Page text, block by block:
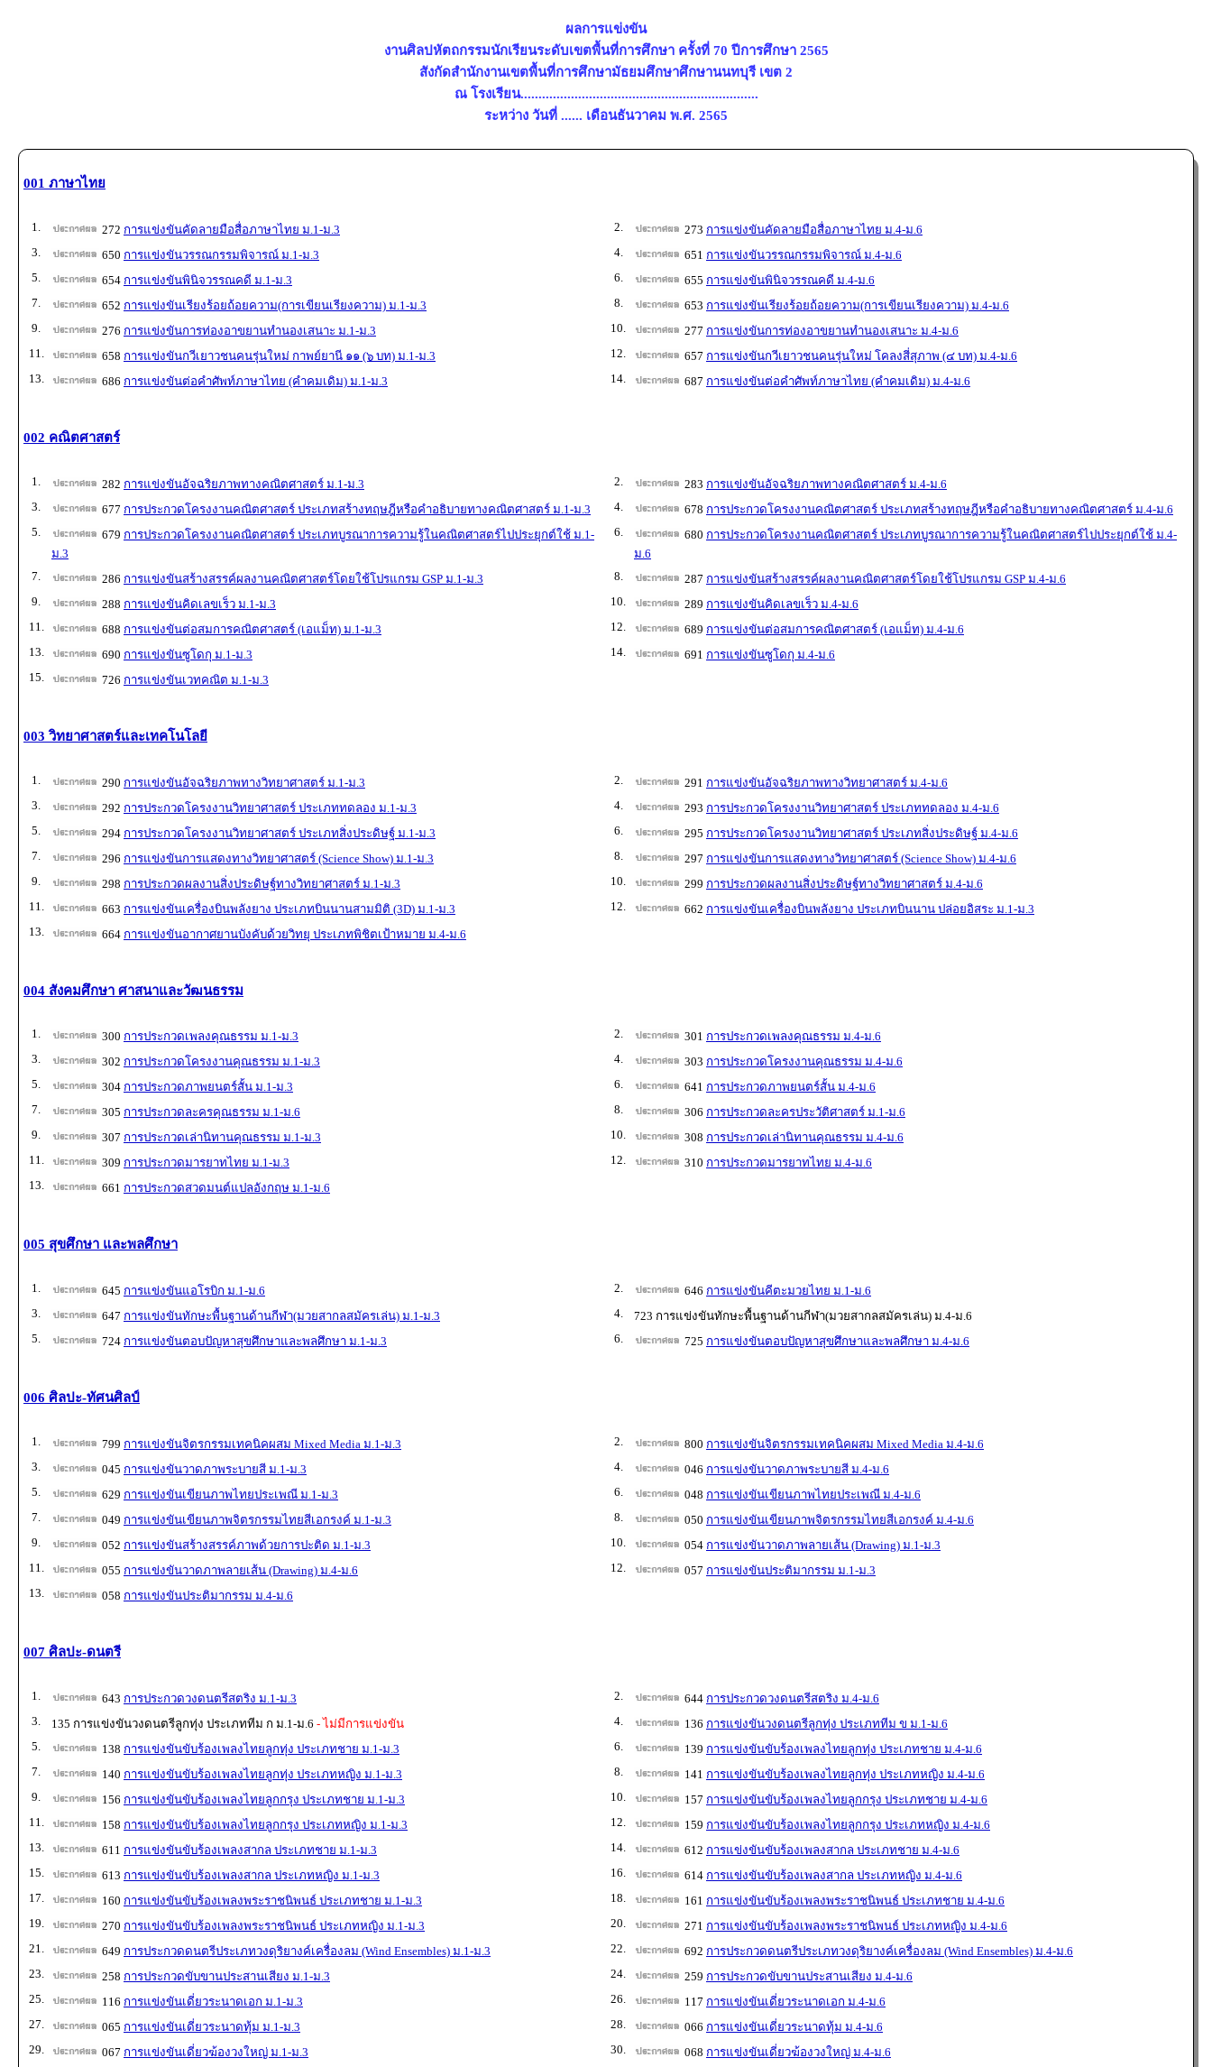
ผลการแข่งขัน
งานศิลปหัตถกรรมนักเรียนระดับเขตพื้นที่การศึกษา ครั้งที่ 70 ปีการศึกษา 2565
สังกัดสำนักงานเขตพื้นที่การศึกษามัธยมศึกษาศึกษานนทบุรี เขต 2
ณ โรงเรียน..................................................................
ระหว่าง วันที่ ...... เดือนธันวาคม พ.ศ. 2565
001 ภาษาไทย
1. 272 การแข่งขันคัดลายมือสื่อภาษาไทย ม.1-ม.3 2. 273 การแข่งขันคัดลายมือสื่อภาษาไทย ม.4-ม.6
3.
650 การแข่งขันวรรณกรรมพิจารณ์ ม.1-ม.3 4. 651 การแข่งขันวรรณกรรมพิจารณ์ ม.4-ม.6
5.
654 การแข่งขันพินิจวรรณคดี ม.1-ม.3 6. 655 การแข่งขันพินิจวรรณคดี ม.4-ม.6
7.
652 การแข่งขันเรียงร้อยถ้อยความ(การเขียนเรียงความ) ม.1-ม.3 8. 653 การแข่งขันเรียงร้อยถ้อยความ(การเขียนเรียงความ) ม.4-ม.6
9.
276 การแข่งขันการท่องอาขยานทำนองเสนาะ ม.1-ม.3 10. 277 การแข่งขันการท่องอาขยานทำนองเสนาะ ม.4-ม.6
11.
658 การแข่งขันกวีเยาวชนคนรุ่นใหม่ กาพย์ยานี ๑๑ (๖ บท) ม.1-ม.3 12. 657 การแข่งขันกวีเยาวชนคนรุ่นใหม่ โคลงสี่สุภาพ (๔ บท) ม.4-ม.6
13.
686 การแข่งขันต่อคำศัพท์ภาษาไทย (คำคมเดิม) ม.1-ม.3 14. 687 การแข่งขันต่อคำศัพท์ภาษาไทย (คำคมเดิม) ม.4-ม.6
002 คณิตศาสตร์
1. 282 การแข่งขันอัจฉริยภาพทางคณิตศาสตร์ ม.1-ม.3 2. 283 การแข่งขันอัจฉริยภาพทางคณิตศาสตร์ ม.4-ม.6
3.
677 การประกวดโครงงานคณิตศาสตร์ ประเภทสร้างทฤษฎีหรือคำอธิบายทางคณิตศาสตร์ ม.1-ม.3 4. 678 การประกวดโครงงานคณิตศาสตร์ ประเภทสร้างทฤษฎีหรือคำอธิบายทางคณิตศาสตร์ ม.4-ม.6
5.
679 การประกวดโครงงานคณิตศาสตร์ ประเภทบูรณาการความรู้ในคณิตศาสตร์ไปประยุกต์ใช้ ม.1-
ม.3
6. 680 การประกวดโครงงานคณิตศาสตร์ ประเภทบูรณาการความรู้ในคณิตศาสตร์ไปประยุกต์ใช้ ม.4-
ม.6
7.
286 การแข่งขันสร้างสรรค์ผลงานคณิตศาสตร์โดยใช้โปรแกรม GSP ม.1-ม.3 8. 287 การแข่งขันสร้างสรรค์ผลงานคณิตศาสตร์โดยใช้โปรแกรม GSP ม.4-ม.6
9.
288 การแข่งขันคิดเลขเร็ว ม.1-ม.3 10. 289 การแข่งขันคิดเลขเร็ว ม.4-ม.6
11.
688 การแข่งขันต่อสมการคณิตศาสตร์ (เอแม็ท) ม.1-ม.3 12. 689 การแข่งขันต่อสมการคณิตศาสตร์ (เอแม็ท) ม.4-ม.6
13.
690 การแข่งขันซูโดกุ ม.1-ม.3 14. 691 การแข่งขันซูโดกุ ม.4-ม.6
15.
726 การแข่งขันเวทคณิต ม.1-ม.3
003 วิทยาศาสตร์และเทคโนโลยี
1. 290 การแข่งขันอัจฉริยภาพทางวิทยาศาสตร์ ม.1-ม.3 2. 291 การแข่งขันอัจฉริยภาพทางวิทยาศาสตร์ ม.4-ม.6
3.
292 การประกวดโครงงานวิทยาศาสตร์ ประเภททดลอง ม.1-ม.3 4. 293 การประกวดโครงงานวิทยาศาสตร์ ประเภททดลอง ม.4-ม.6
5.
294 การประกวดโครงงานวิทยาศาสตร์ ประเภทสิ่งประดิษฐ์ ม.1-ม.3 6. 295 การประกวดโครงงานวิทยาศาสตร์ ประเภทสิ่งประดิษฐ์ ม.4-ม.6
7.
296 การแข่งขันการแสดงทางวิทยาศาสตร์ (Science Show) ม.1-ม.3 8. 297 การแข่งขันการแสดงทางวิทยาศาสตร์ (Science Show) ม.4-ม.6
9.
298 การประกวดผลงานสิ่งประดิษฐ์ทางวิทยาศาสตร์ ม.1-ม.3 10. 299 การประกวดผลงานสิ่งประดิษฐ์ทางวิทยาศาสตร์ ม.4-ม.6
11.
663 การแข่งขันเครื่องบินพลังยาง ประเภทบินนานสามมิติ (3D) ม.1-ม.3 12. 662 การแข่งขันเครื่องบินพลังยาง ประเภทบินนาน ปล่อยอิสระ ม.1-ม.3
13.
664 การแข่งขันอากาศยานบังคับด้วยวิทยุ ประเภทพิชิตเป้าหมาย ม.4-ม.6
004 สังคมศึกษา ศาสนาและวัฒนธรรม
1. 300 การประกวดเพลงคุณธรรม ม.1-ม.3 2. 301 การประกวดเพลงคุณธรรม ม.4-ม.6
3.
302 การประกวดโครงงานคุณธรรม ม.1-ม.3 4. 303 การประกวดโครงงานคุณธรรม ม.4-ม.6
5.
304 การประกวดภาพยนตร์สั้น ม.1-ม.3 6. 641 การประกวดภาพยนตร์สั้น ม.4-ม.6
7.
305 การประกวดละครคุณธรรม ม.1-ม.6 8. 306 การประกวดละครประวัติศาสตร์ ม.1-ม.6
9.
307 การประกวดเล่านิทานคุณธรรม ม.1-ม.3 10. 308 การประกวดเล่านิทานคุณธรรม ม.4-ม.6
11.
309 การประกวดมารยาทไทย ม.1-ม.3 12. 310 การประกวดมารยาทไทย ม.4-ม.6
13.
661 การประกวดสวดมนต์แปลอังกฤษ ม.1-ม.6
005 สุขศึกษา และพลศึกษา
1. 645 การแข่งขันแอโรบิก ม.1-ม.6 2. 646 การแข่งขันคีตะมวยไทย ม.1-ม.6
3.
647 การแข่งขันทักษะพื้นฐานด้านกีฬา(มวยสากลสมัครเล่น) ม.1-ม.3 4.
723 การแข่งขันทักษะพื้นฐานด้านกีฬา(มวยสากลสมัครเล่น) ม.4-ม.6
5.
724 การแข่งขันตอบปัญหาสุขศึกษาและพลศึกษา ม.1-ม.3 6. 725 การแข่งขันตอบปัญหาสุขศึกษาและพลศึกษา ม.4-ม.6
006 ศิลปะ-ทัศนศิลป์
1. 799 การแข่งขันจิตรกรรมเทคนิคผสม Mixed Media ม.1-ม.3 2. 800 การแข่งขันจิตรกรรมเทคนิคผสม Mixed Media ม.4-ม.6
3.
045 การแข่งขันวาดภาพระบายสี ม.1-ม.3 4. 046 การแข่งขันวาดภาพระบายสี ม.4-ม.6
5.
629 การแข่งขันเขียนภาพไทยประเพณี ม.1-ม.3 6. 048 การแข่งขันเขียนภาพไทยประเพณี ม.4-ม.6
7.
049 การแข่งขันเขียนภาพจิตรกรรมไทยสีเอกรงค์ ม.1-ม.3 8. 050 การแข่งขันเขียนภาพจิตรกรรมไทยสีเอกรงค์ ม.4-ม.6
9.
052 การแข่งขันสร้างสรรค์ภาพด้วยการปะติด ม.1-ม.3 10. 054 การแข่งขันวาดภาพลายเส้น (Drawing) ม.1-ม.3
11.
055 การแข่งขันวาดภาพลายเส้น (Drawing) ม.4-ม.6 12. 057 การแข่งขันประติมากรรม ม.1-ม.3
13.
058 การแข่งขันประติมากรรม ม.4-ม.6
007 ศิลปะ-ดนตรี
1. 643 การประกวดวงดนตรีสตริง ม.1-ม.3 2. 644 การประกวดวงดนตรีสตริง ม.4-ม.6
3.
135 การแข่งขันวงดนตรีลูกทุ่ง ประเภททีม ก ม.1-ม.6 - ไม่มีการแข่งขัน 4. 136 การแข่งขันวงดนตรีลูกทุ่ง ประเภททีม ข ม.1-ม.6
5.
138 การแข่งขันขับร้องเพลงไทยลูกทุ่ง ประเภทชาย ม.1-ม.3 6. 139 การแข่งขันขับร้องเพลงไทยลูกทุ่ง ประเภทชาย ม.4-ม.6
7.
140 การแข่งขันขับร้องเพลงไทยลูกทุ่ง ประเภทหญิง ม.1-ม.3 8. 141 การแข่งขันขับร้องเพลงไทยลูกทุ่ง ประเภทหญิง ม.4-ม.6
9.
156 การแข่งขันขับร้องเพลงไทยลูกกรุง ประเภทชาย ม.1-ม.3 10. 157 การแข่งขันขับร้องเพลงไทยลูกกรุง ประเภทชาย ม.4-ม.6
11.
158 การแข่งขันขับร้องเพลงไทยลูกกรุง ประเภทหญิง ม.1-ม.3 12. 159 การแข่งขันขับร้องเพลงไทยลูกกรุง ประเภทหญิง ม.4-ม.6
13.
611 การแข่งขันขับร้องเพลงสากล ประเภทชาย ม.1-ม.3 14. 612 การแข่งขันขับร้องเพลงสากล ประเภทชาย ม.4-ม.6
15.
613 การแข่งขันขับร้องเพลงสากล ประเภทหญิง ม.1-ม.3 16. 614 การแข่งขันขับร้องเพลงสากล ประเภทหญิง ม.4-ม.6
17.
160 การแข่งขันขับร้องเพลงพระราชนิพนธ์ ประเภทชาย ม.1-ม.3 18. 161 การแข่งขันขับร้องเพลงพระราชนิพนธ์ ประเภทชาย ม.4-ม.6
19.
270 การแข่งขันขับร้องเพลงพระราชนิพนธ์ ประเภทหญิง ม.1-ม.3 20. 271 การแข่งขันขับร้องเพลงพระราชนิพนธ์ ประเภทหญิง ม.4-ม.6
21.
649 การประกวดดนตรีประเภทวงดุริยางค์เครื่องลม (Wind Ensembles) ม.1-ม.3 22. 692 การประกวดดนตรีประเภทวงดุริยางค์เครื่องลม (Wind Ensembles) ม.4-ม.6
23.
258 การประกวดขับขานประสานเสียง ม.1-ม.3 24. 259 การประกวดขับขานประสานเสียง ม.4-ม.6
25.
116 การแข่งขันเดี่ยวระนาดเอก ม.1-ม.3 26. 117 การแข่งขันเดี่ยวระนาดเอก ม.4-ม.6
27.
065 การแข่งขันเดี่ยวระนาดทุ้ม ม.1-ม.3 28. 066 การแข่งขันเดี่ยวระนาดทุ้ม ม.4-ม.6
29.
067 การแข่งขันเดี่ยวฆ้องวงใหญ่ ม.1-ม.3 30. 068 การแข่งขันเดี่ยวฆ้องวงใหญ่ ม.4-ม.6